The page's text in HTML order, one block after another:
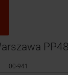
Logowanie
00-941